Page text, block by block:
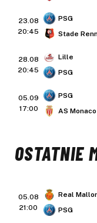
23.08
20:45
PSG
Stade
28.08
20:45
Lille
PSG
05.09
17:00
PSG
AS Monaco
OSTATNIE
05.08
21:00
Real
PSG